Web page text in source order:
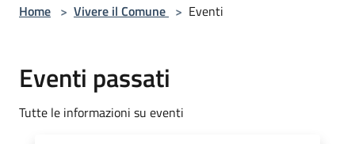
Home > Vivere il Comune > Eventi
Eventi passati
Tutte le informazioni su eventi